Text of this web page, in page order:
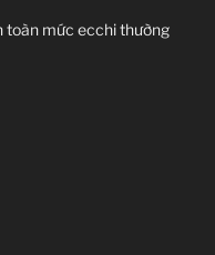
toàn mức ecchi thường